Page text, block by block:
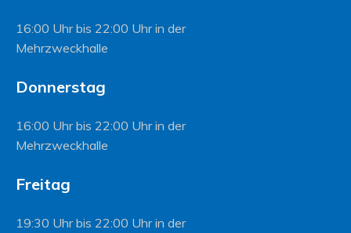
16:00 Uhr bis 22:00 Uhr in der
Mehrzweckhalle
Donnerstag
16:00 Uhr bis 22:00 Uhr in der
Mehrzweckhalle
Freitag
19:30 Uhr bis 22:00 Uhr in der